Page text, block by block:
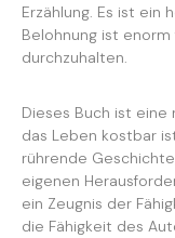
Erzählung. Es ist ein
Belohnung ist
durchzuhalten.
Dieses Buch ist eine
das Leben kostbar
rührende
eigenen
ein Zeugnis der
die Fähigkeit des